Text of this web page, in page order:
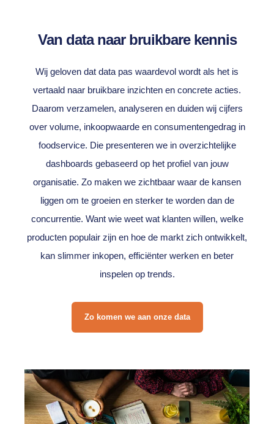
Van data naar bruikbare kennis
Wij geloven dat data pas waardevol wordt als het is
vertaald naar bruikbare inzichten en concrete acties.
Daarom verzamelen, analyseren en duiden wij cijfers
over volume, inkoopwaarde en consumentengedrag in
foodservice. Die presenteren we in overzichtelijke
dashboards gebaseerd op het profiel van jouw
organisatie. Zo maken we zichtbaar waar de kansen
liggen om te groeien en sterker te worden dan de
concurrentie. Want wie weet wat klanten willen, welke
producten populair zijn en hoe de markt zich ontwikkelt,
kan slimmer inkopen, efficiënter werken en beter
inspelen op trends.
Zo komen we aan onze data